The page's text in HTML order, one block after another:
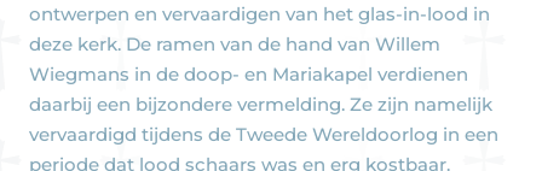
ontwerpen en vervaardigen van het glas-in-lood in
deze kerk. De ramen van de hand van Willem
Wiegmans in de doop- en Mariakapel verdienen
daarbij een bijzondere vermelding. Ze zijn namelijk
vervaardigd tijdens de Tweede Wereldoorlog in een
periode dat lood schaars was en erg kostbaar.